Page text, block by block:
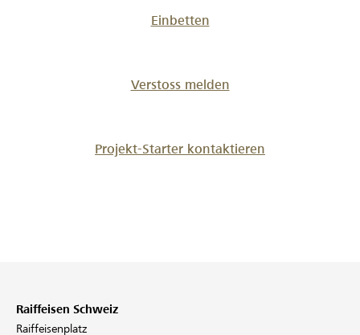
Einbetten
Verstoss melden
Projekt-Starter kontaktieren
Raiffeisen Schweiz
Raiffeisenplatz